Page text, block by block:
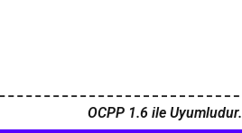
OCPP 1.6 ile Uyumludur.